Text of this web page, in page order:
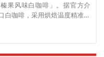
果风味白咖啡」。据官方介
白咖啡，采用烘焙温度精准控
郁焦香，搭配榛果风味，浓
品已上线淘宝雀巢咖啡官方旗
（来源：雀巢中国）